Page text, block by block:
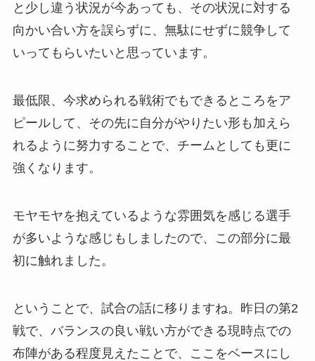
と少し違う状況が今あっても、その状況に対する
向かい合い方を誤らずに、無駄にせずに競争して
いってもらいたいと思っています。
最低限、今求められる戦術でもできるところをア
ピールして、その先に自分がやりたい形も加えら
れるように努力することで、チームとしても更に
強くなります。
モヤモヤを抱えているような雰囲気を感じる選手
が多いような感じもしましたので、この部分に最
初に触れました。
ということで、試合の話に移りますね。昨日の第2
戦で、バランスの良い戦い方ができる現時点での
布陣がある程度見えたことで、ここをベースにし